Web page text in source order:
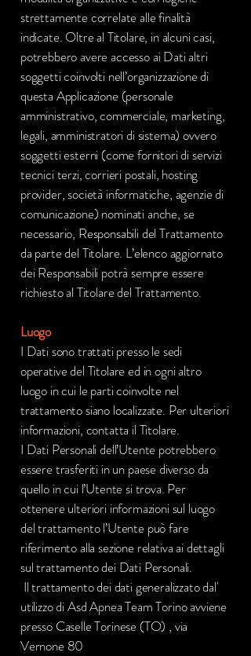
strettamente correlate alle finalità
indicate. Oltre al Titolare, in alcuni casi,
potrebbero avere accesso ai Dati altri
soggetti coinvolti nell’organizzazione di
questa Applicazione (personale
amministrativo, commerciale, marketing,
legali, amministratori di sistema) ovvero
soggetti esterni (come fornitori di servizi
tecnici terzi, corrieri postali, hosting
provider, società informatiche, agenzie di
comunicazione) nominati anche, se
necessario, Responsabili del Trattamento
da parte del Titolare. L’elenco aggiornato
dei Responsabili potrà sempre essere
richiesto al Titolare del Trattamento.
Luogo
I Dati sono trattati presso le sedi
operative del Titolare ed in ogni altro
luogo in cui le parti coinvolte nel
trattamento siano localizzate. Per ulteriori
informazioni, contatta il Titolare.
I Dati Personali dell’Utente potrebbero
essere trasferiti in un paese diverso da
quello in cui l’Utente si trova. Per
ottenere ulteriori informazioni sul luogo
del trattamento l’Utente può fare
riferimento alla sezione relativa ai dettagli
sul trattamento dei Dati Personali.
Il trattamento dei dati generalizzato dal'
utilizzo di Asd Apnea Team Torino avviene
presso Caselle Torinese (TO) , via
Vernone 80